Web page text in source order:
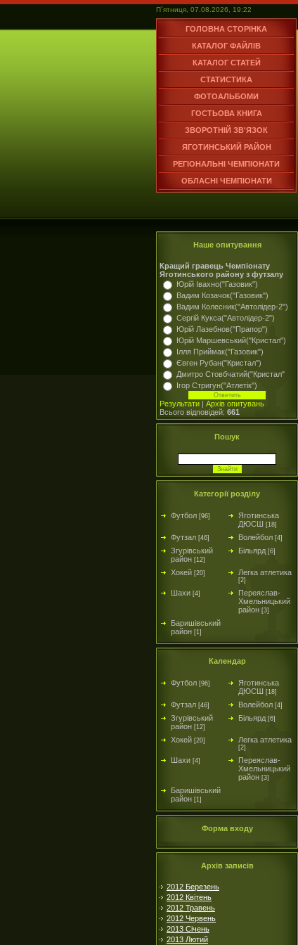
П`ятниця, 07.08.2026, 19:22
ГОЛОВНА СТОРІНКА
КАТАЛОГ ФАЙЛІВ
КАТАЛОГ СТАТЕЙ
СТАТИСТИКА
ФОТОАЛЬБОМИ
ГОСТЬОВА КНИГА
ЗВОРОТНІЙ ЗВ'ЯЗОК
ЯГОТИНСЬКИЙ РАЙОН
РЕГІОНАЛЬНІ ЧЕМПІОНАТИ
ОБЛАСНІ ЧЕМПІОНАТИ
Наше опитування
Кращий гравець Чемпіонату
Яготинського району з футзалу
Юрій Івахно("Газовик")
Вадим Козачок("Газовик")
Вадим Колесник("Автолідер-2")
Сергій Кукса("Автолідер-2")
Юрій Лазебнов("Прапор")
Юрій Маршевський("Кристал")
Ілля Приймак("Газовик")
Євген Рубан("Кристал")
Дмитро Стовбчатий("Кристал"
Ігор Стригун("Атлетік")
Результати | Архів опитувань
Всього відповідей: 661
Пошук
Категорії розділу
Футбол [96]
Яготинська
ДЮСШ [18]
Футзал [46] Волейбол [4]
Згурівський
район [12]
Більярд [6]
Хокей [20] Легка атлетика
[2]
Шахи [4]
Переяслав-
Хмельницький
район [3]
Баришівський
район [1]
Календар
Футбол [96]
Яготинська
ДЮСШ [18]
Футзал [46] Волейбол [4]
Згурівський
район [12]
Більярд [6]
Хокей [20] Легка атлетика
[2]
Шахи [4]
Переяслав-
Хмельницький
район [3]
Баришівський
район [1]
Форма входу
Архів записів
2012 Березень
2012 Квітень
2012 Травень
2012 Червень
2013 Січень
2013 Лютий